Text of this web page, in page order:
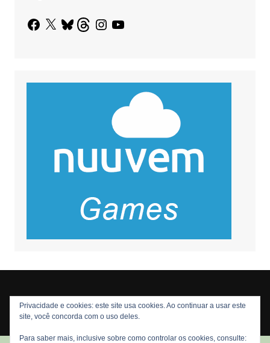
Facebook
X BlueskyThreadsInstagram
YouTube
Copyright © 2026 Nós Nerds. Todos os direitos reservados
Privacidade e cookies: este site usa cookies. Ao continuar a usar este
site, você concorda com o uso deles.
Para saber mais, inclusive sobre como controlar os cookies, consulte: